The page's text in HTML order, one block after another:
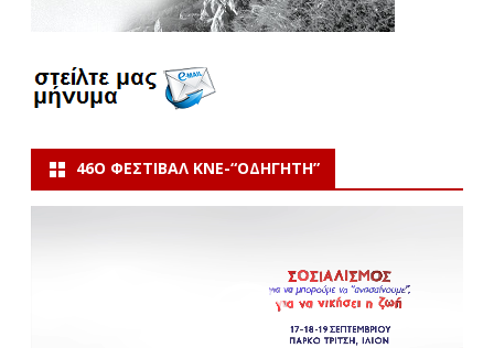
46Ο ΦΕΣΤΙΒΆΛ ΚΝΕ-“ΟΔΗΓΗΤΗ”
Πρόγραμμα